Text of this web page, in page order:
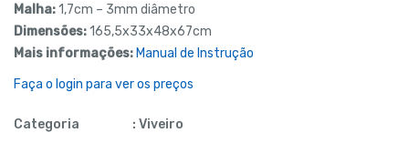
Malha:1,7cm – 3mm diâmetro
Dimensões:165,5x33x48x67cm
Mais informações: Manual de Instrução
Faça o login para ver os preços
Categoria : Viveiro